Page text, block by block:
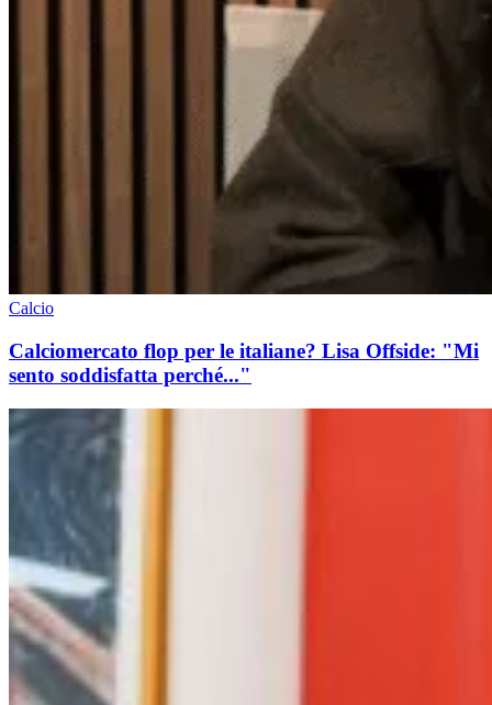
Calcio
Calciomercato flop per le italiane? Lisa Offside: "Mi
sento soddisfatta perché..."